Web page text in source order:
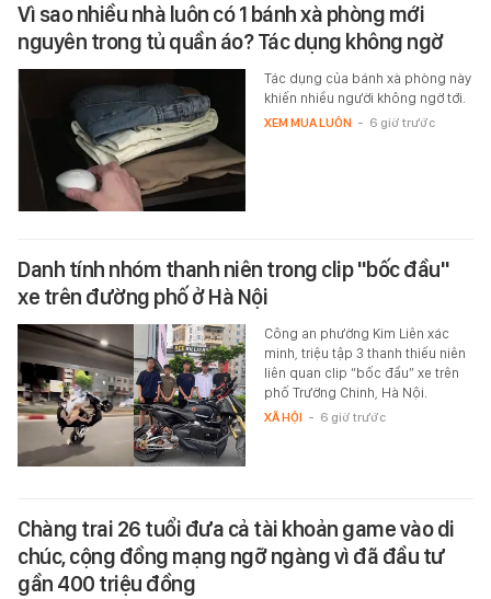
Vì sao nhiều nhà luôn có 1 bánh xà phòng mới
nguyên trong tủ quần áo? Tác dụng không ngờ
Tác dụng của bánh xà phòng này
khiến nhiều người không ngờ tới.
XEM MUA LUÔN - 6 giờ trước
Danh tính nhóm thanh niên trong clip "bốc đầu"
xe trên đường phố ở Hà Nội
Công an phường Kim Liên xác
minh, triệu tập 3 thanh thiếu niên
liên quan clip “bốc đầu” xe trên
phố Trường Chinh, Hà Nội.
XÃ HỘI - 6 giờ trước
Chàng trai 26 tuổi đưa cả tài khoản game vào di
chúc, cộng đồng mạng ngỡ ngàng vì đã đầu tư
gần 400 triệu đồng